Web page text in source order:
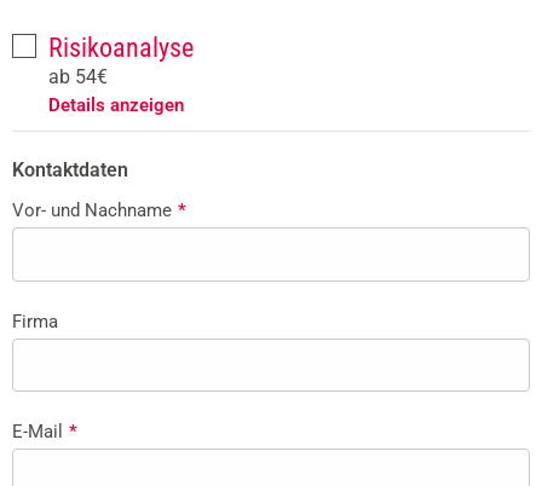
Risikoanalyse
ab 54€
Details anzeigen
Kontaktdaten
Vor- und Nachname *
Firma
E-Mail *